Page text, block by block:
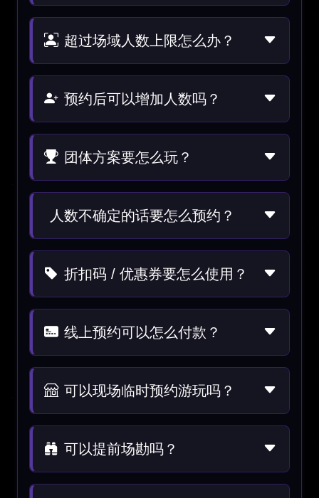
超过场域人数上限怎么办？
预约后可以增加人数吗？
团体方案要怎么玩？
人数不确定的话要怎么预约？
折扣码 / 优惠券要怎么使用？
线上预约可以怎么付款？
可以现场临时预约游玩吗？
可以提前场勘吗？